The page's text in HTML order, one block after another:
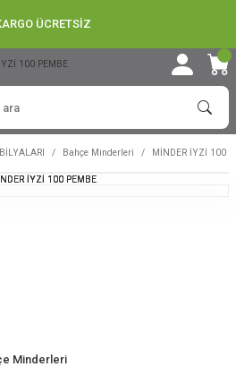
ÜCRETSİZ
Bahçe Minderleri MİNDER İYZİ 100
Minderleri